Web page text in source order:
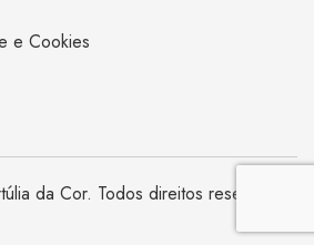
e Cookies
da Cor. Todos direitos reservados